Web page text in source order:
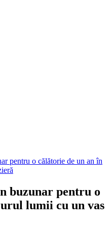
pentru o călătorie de un an în
buzunar pentru o
lumii cu un vas